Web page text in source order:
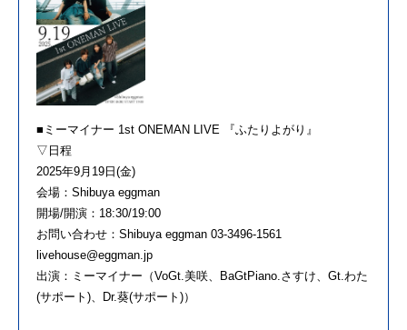
■ミーマイナー 1st ONEMAN LIVE 『ふたりよがり』
▽日程
2025年9月19日(金)
会場：Shibuya eggman
開場/開演：18:30/19:00
お問い合わせ：Shibuya eggman 03-3496-1561
livehouse@eggman.jp
出演：ミーマイナー（VoGt.美咲、BaGtPiano.さすけ、Gt.わた
(サポート)、Dr.葵(サポート)）